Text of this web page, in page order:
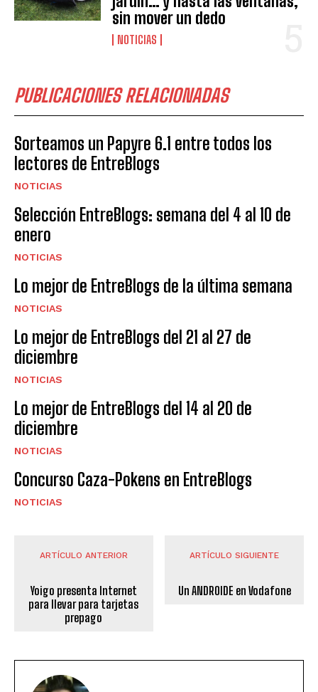
sin mover un dedo
NOTICIAS
PUBLICACIONES RELACIONADAS
Sorteamos un Papyre 6.1 entre todos los
lectores de EntreBlogs
NOTICIAS
Selección EntreBlogs: semana del 4 al 10 de
enero
NOTICIAS
Lo mejor de EntreBlogs de la última semana
NOTICIAS
Lo mejor de EntreBlogs del 21 al 27 de
diciembre
NOTICIAS
Lo mejor de EntreBlogs del 14 al 20 de
diciembre
NOTICIAS
Concurso Caza-Pokens en EntreBlogs
NOTICIAS
ARTÍCULO ANTERIOR
Yoigo presenta Internet
para llevar para tarjetas
prepago
ARTÍCULO SIGUIENTE
Un ANDROIDE en Vodafone